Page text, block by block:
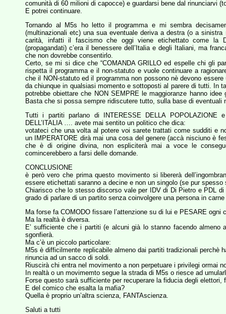
comunità di 60 milioni di capocce) e guardarsi bene dal rinunciarvi
E potrei continuare.
Tornando al M5s ho letto il programma e mi sembra
(multinazionali etc) una sua eventuale deriva a destra (o a
carità, infatti il fascismo che oggi viene etichettato come la
(propagandati) c’era il benessere dell’Italia e degli Italiani, ma
che non dovrebbe consentirlo.
Certo, se mi si dice che “COMANDA GRILLO ed espelle chi gli
rispetta il programma e il non-statuto e vuole continuare a
che il NON-statuto ed il programma non possono nè devono
da chiunque in qualsiasi momento e sottoposti al parere di tutti. In
potrebbe obiettare che NON SEMPRE le maggioranze hanno
Basta che si possa sempre ridiscutere tutto, sulla base di eventuali
Tutti i partiti parlano di INTERESSE DELLA POPOLAZIONE
DELL’ITALIA …. avete mai sentito un politico che dica:
votateci che una volta al potere voi sarete trattati come sudditi e
un IMPERATORE dirà mai una cosa del genere (accà nisciuno è
che è di origine divina, non espliciterà mai a voce le
comincerebbero a farsi delle domande.
CONCLUSIONE
è però vero che prima questo movimento si libererà
essere etichettati saranno a decine e non un singolo (se pur spesso
Chiarisco che lo stesso discorso vale per IDV di Di Pietro e PDL
grado di parlare di un partito senza coinvolgere una persona in
Ma forse fa COMODO fissare l’attenzione su di lui e PESARE
Ma la realtà è diversa.
E’ sufficiente che i partiti (e alcuni già lo stanno facendo
sgonfierà.
Ma c’è un piccolo particolare:
M5s è difficilmente replicabile almeno dai partiti tradizionali perchè
rinuncia ad un sacco di soldi.
Riuscirà chi entra nel movimento a non perpetuare i privilegi ormai
In realtà o un movimemto segue la strada di M5s o riesce ad
Forse questo sarà sufficiente per recuperare la fiducia degli elettori,
E del comico che esalta la mafia?
Quella è proprio un’altra scienza, FANTAscienza.
Saluti a tutti